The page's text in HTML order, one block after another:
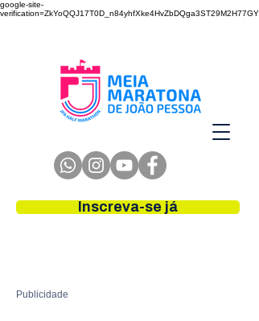
google-site-
verification=ZkYoQQJ17T0D_n84yhfXke4HvZbDQga3ST29M2H77GY
Inscreva-se já
Publicidade